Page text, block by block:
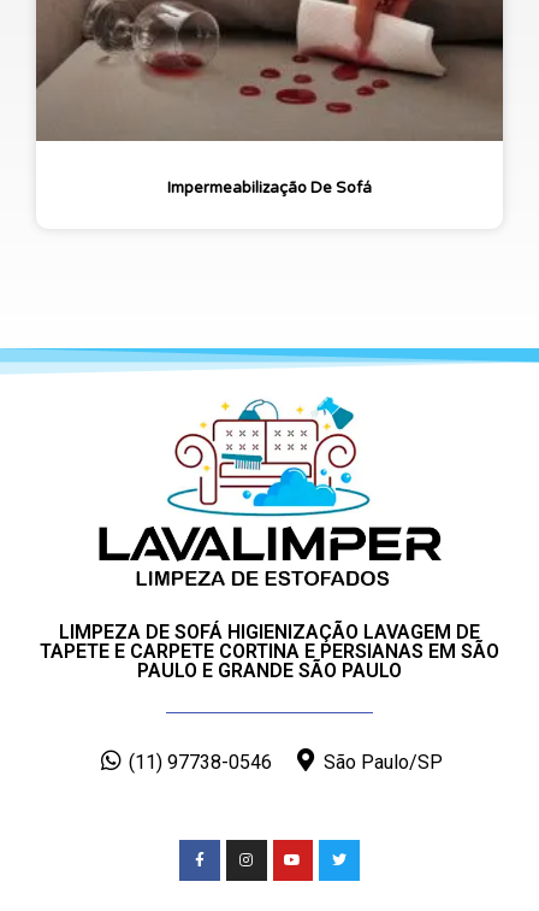
Impermeabilização De Sofá
LIMPEZA DE SOFÁ HIGIENIZAÇÃO LAVAGEM DE
TAPETE E CARPETE CORTINA E PERSIANAS EM SÃO
PAULO E GRANDE SÃO PAULO
(11) 97738-0546 São Paulo/SP